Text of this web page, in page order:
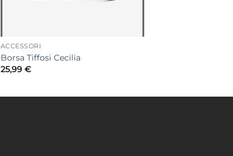
ACCESSORI
Borsa Tiffosi Cecilia
25,99 €